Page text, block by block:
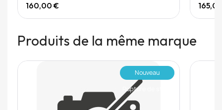
160,00 €
Produits de la même marque
Nouveau
Rupture de stock